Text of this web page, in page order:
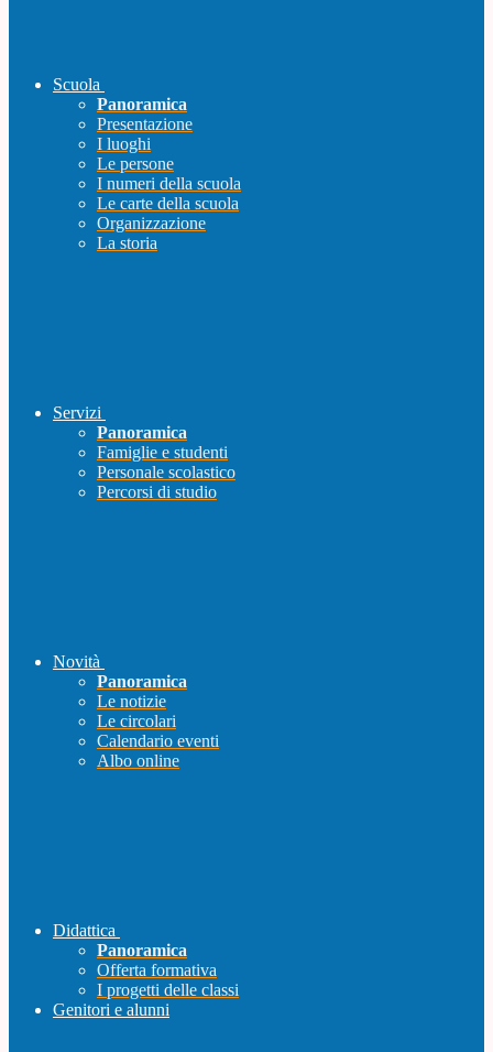
Scuola
Panoramica
Presentazione
I luoghi
Le persone
I numeri della scuola
Le carte della scuola
Organizzazione
La storia
Servizi
Panoramica
Famiglie e studenti
Personale scolastico
Percorsi di studio
Novità
Panoramica
Le notizie
Le circolari
Calendario eventi
Albo online
Didattica
Panoramica
Offerta formativa
I progetti delle classi
Genitori e alunni